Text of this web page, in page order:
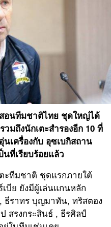
อนทีมชาติไทย ชุดใหญ่ได้
มถึงนักเตะสำรองอีก 10 ที่
เครื่องกับ อุซเบกิสถาน
ที่เรียบร้อยแล้ว
ะทีมชาติ ชุดแรกภายใต้
บีย ยังมีผู้เล่นแกนหลัก
ธีราทร บุญมาทัน, ทริสตอง
สรงกระสินธ์ , ธีรศิลป์